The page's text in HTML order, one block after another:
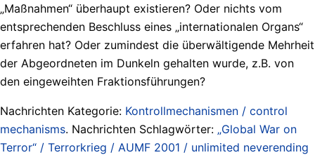
„Maßnahmen“ überhaupt existieren? Oder nichts vom
entsprechenden Beschluss eines „internationalen Organs“
erfahren hat? Oder zumindest die überwältigende Mehrheit
der Abgeordneten im Dunkeln gehalten wurde, z.B. von
den eingeweihten Fraktionsführungen?
Nachrichten Kategorie: Kontrollmechanismen / control
mechanisms. Nachrichten Schlagwörter: „Global War on
Terror“ / Terrorkrieg / AUMF 2001 / unlimited neverending